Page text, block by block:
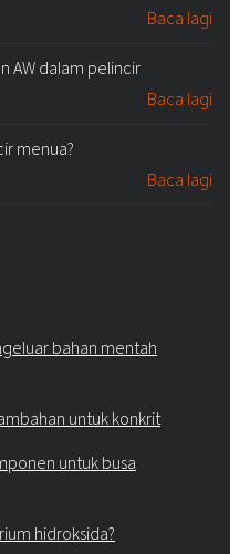
Baca lagi
AW dalam pelincir
Baca lagi
menua?
Baca lagi
bahan mentah
untuk konkrit
untuk busa
hidroksida?